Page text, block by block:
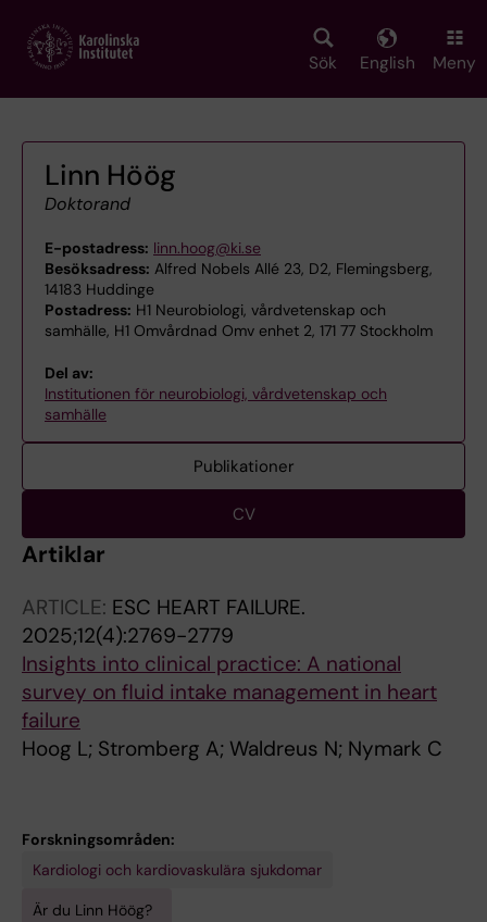
main
Sök English Meny
Linn Höög
Doktorand
E-postadress: linn.hoog@ki.se
Besöksadress: Alfred Nobels Allé 23, D2, Flemingsberg,
14183 Huddinge
Postadress: H1 Neurobiologi, vårdvetenskap och
samhälle, H1 Omvårdnad Omv enhet 2, 171 77 Stockholm
Del av:
Institutionen för neurobiologi, vårdvetenskap och
samhälle
Publikationer
CV
Artiklar
ARTICLE: ESC HEART FAILURE.
2025;12(4):2769-2779
Insights into clinical practice: A national
survey on fluid intake management in heart
failure
Hoog L; Stromberg A; Waldreus N; Nymark C
Forskningsområden:
Kardiologi och kardiovaskulära sjukdomar
Är du Linn Höög?